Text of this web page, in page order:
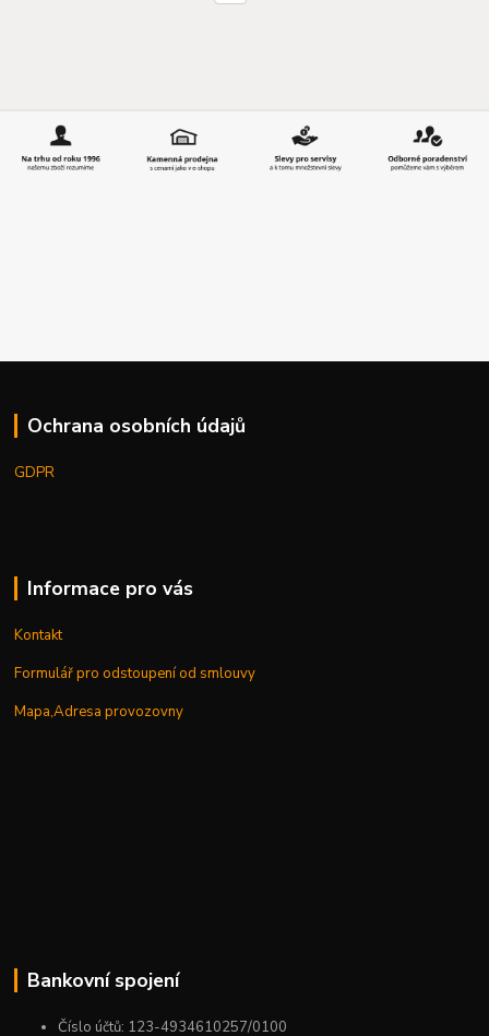
Ochrana osobních údajů
GDPR
Informace pro vás
Kontakt
Formulář pro odstoupení od smlouvy
Mapa,Adresa provozovny
Bankovní spojení
Číslo účtů: 123-4934610257/0100